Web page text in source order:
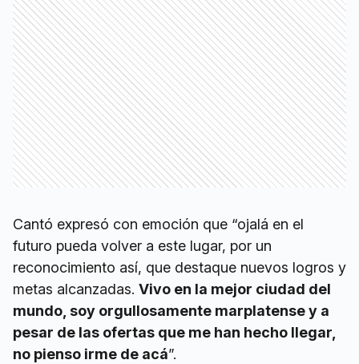
Cantó expresó con emoción que “ojalá en el
futuro pueda volver a este lugar, por un
reconocimiento así, que destaque nuevos logros y
metas alcanzadas. Vivo en la mejor ciudad del
mundo, soy orgullosamente marplatense y a
pesar de las ofertas que me han hecho llegar,
no pienso irme de acá”.